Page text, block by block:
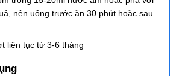
nên uống trước ăn 30 phút hoặc sau
liên tục từ 3-6 tháng